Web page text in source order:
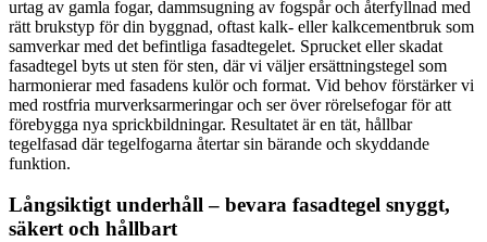
urtag av gamla fogar, dammsugning av fogspår och återfyllnad med
rätt brukstyp för din byggnad, oftast kalk- eller kalkcementbruk som
samverkar med det befintliga fasadtegelet. Sprucket eller skadat
fasadtegel byts ut sten för sten, där vi väljer ersättningstegel som
harmonierar med fasadens kulör och format. Vid behov förstärker vi
med rostfria murverksarmeringar och ser över rörelsefogar för att
förebygga nya sprickbildningar. Resultatet är en tät, hållbar
tegelfasad där tegelfogarna återtar sin bärande och skyddande
funktion.
Långsiktigt underhåll – bevara fasadtegel snyggt,
säkert och hållbart